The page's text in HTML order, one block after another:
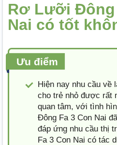
Rơ Lưỡi Đông
Nai có tốt
Ưu điểm
Hiện nay nhu cầu về
cho trẻ nhỏ được rất
quan tâm, với tình
Đông Fa 3 Con Nai
đáp ứng nhu cầu thị
Fa 3 Con Nai có tác